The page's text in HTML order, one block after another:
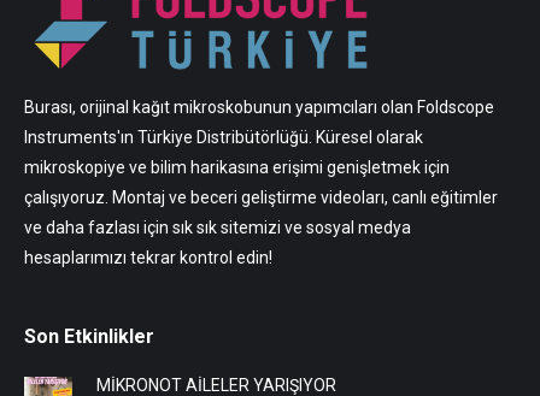
Burası, orijinal kağıt mikroskobunun yapımcıları olan Foldscope
Instruments'ın Türkiye Distribütörlüğü. Küresel olarak
mikroskopiye ve bilim harikasına erişimi genişletmek için
çalışıyoruz. Montaj ve beceri geliştirme videoları, canlı eğitimler
ve daha fazlası için sık sık sitemizi ve sosyal medya
hesaplarımızı tekrar kontrol edin!
Son Etkinlikler
MİKRONOT AİLELER YARIŞIYOR